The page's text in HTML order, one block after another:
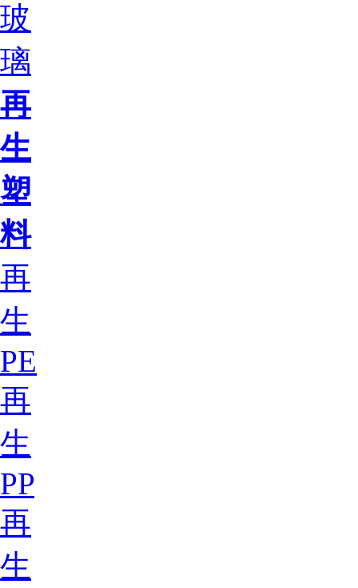
玻
璃
再
生
塑
料
再
生
PE
再
生
PP
再
生